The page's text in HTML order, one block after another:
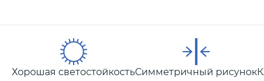
Хорошая светостойкостьСимметричный рисунок